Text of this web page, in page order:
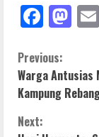
C
o
n
Previous:
Warga Antusias
Kampung
Next: